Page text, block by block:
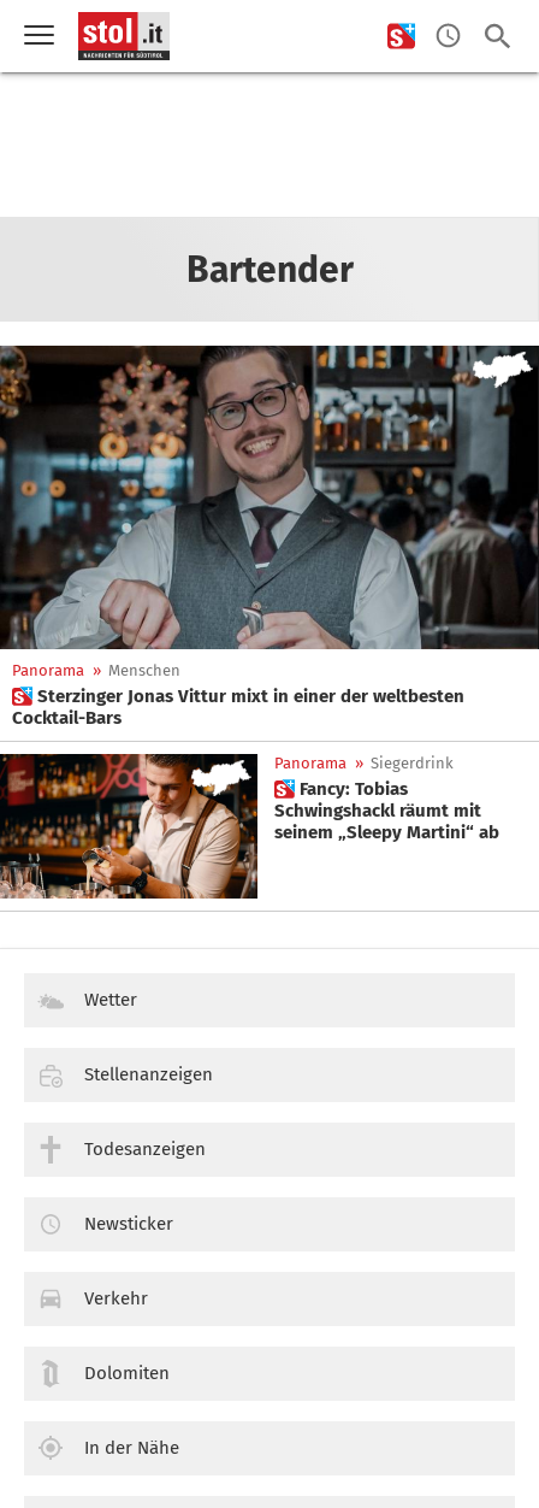
Bartender
Panorama » Menschen
 Sterzinger Jonas Vittur mixt in einer der weltbesten
Cocktail-Bars
Panorama » Siegerdrink
 Fancy: Tobias
Schwingshackl räumt mit
seinem „Sleepy Martini“ ab
Wetter
Stellenanzeigen
Todesanzeigen
Newsticker
Verkehr
Dolomiten
In der Nähe